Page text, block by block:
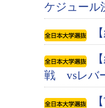
ケジュール
戦 vsレバ